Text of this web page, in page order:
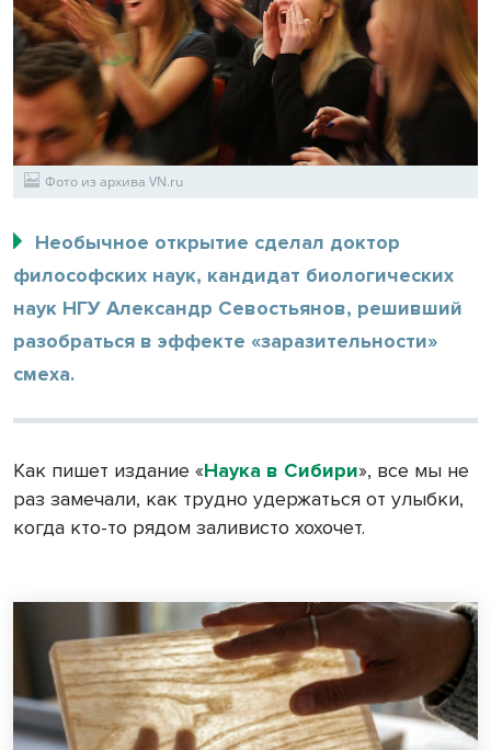
Фото из архива VN.ru
Необычное открытие сделал доктор
философских наук, кандидат биологических
наук НГУ Александр Севостьянов, решивший
разобраться в эффекте «заразительности»
смеха.
Как пишет издание «Наука в Сибири», все мы не
раз замечали, как трудно удержаться от улыбки,
когда кто-то рядом заливисто хохочет.